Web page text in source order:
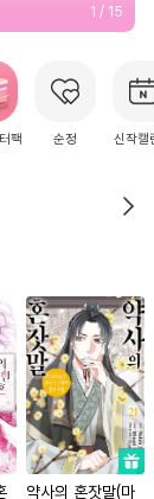
2 / 15
팩 순정 신작캘
약사의 혼잣말(마